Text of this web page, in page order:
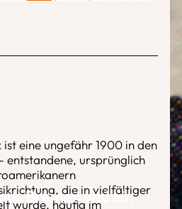
ist eine ungefähr 1900 in den
entstandene, ursprünglich
die in vielfältiger
wurde, häufig im
Bremen und ein